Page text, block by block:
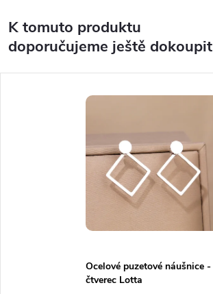
K tomuto produktu
doporučujeme ještě dokoupit
Ocelové puzetové náušnice -
čtverec Lotta